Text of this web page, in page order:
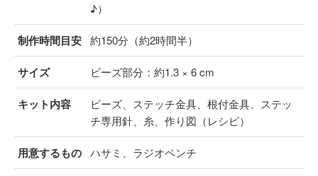
♪）
制作時間目安 約150分（約2時間半）
サイズ ビーズ部分：約1.3 × 6 cm
キット内容
ビーズ、ステッチ金具、根付金具、ステッ
チ専用針、糸、作り図（レシピ）
用意するもの ハサミ、ラジオペンチ